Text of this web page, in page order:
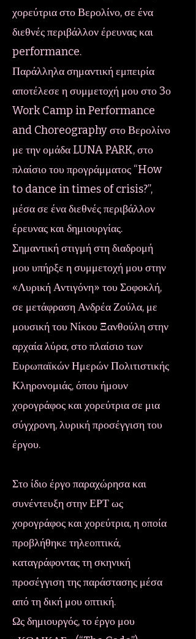
χορεύτρια στο Βερολίνο, σε ένα
διεθνές περιβάλλον έρευνας και
performance.
Παράλληλα σημαντική εμπειρία
αποτέλεσε η συμμετοχή μου στο 3ο
Work Camp in Performance
and Choreography στο Βερολίνο
με την ομάδα LUNA PARK, στο
πλαίσιο του προγράμματος “How
to dance in times of crisis?”,
μέσα σε ένα διεθνές περιβάλλον
έρευνας και δημιουργίας.
Σημαντική στιγμή στη διαδρομή
μου υπήρξε η συμμετοχή μου στην
«Λυρική Αντιγόνη» του Σοφοκλή,
σε μετάφραση Ανδρέα Ζούλα, με
μουσική του Νίκου Ξανθούλη στην
αρχαία λύρα, στο πλαίσιο των
Ευρωπαϊκών Ημερών Πολιτιστικής
Κληρονομιάς, όπου ήμουν
χορογράφος και χορεύτρια σε μια
σύγχρονη, λυρική προσέγγιση του
έργου.
Στο ίδιο έργο παραχώρησα και
συνέντευξη στην ΕΡΤ ως
χορογράφος και χορεύτρια, η οποία
προβλήθηκε τηλεοπτικά,
καταγράφοντας τη σκηνική
προσέγγιση της παράστασης μέσα
από τη δική μου οπτική.
Ως δημιουργός, το έργο μου